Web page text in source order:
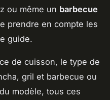
ou même un barbecue
prendre en compte les
guide.
de cuisson, le type de
gril et barbecue ou
modèle, tous ces